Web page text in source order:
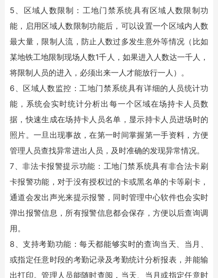
5、区域人数限制：工地门禁系统具有区域人数限制功
能，启用区域人数限制功能后，可以设置一个区域内人数
最大量，限制人流，防止人数过多发生意外等情况（比如
某地铁工地限制现场人数1千人，如果进入人数达一千人，
将限制人员的进入，必须出来一人才能放行一人）。
6、区域人数监控：工地门禁系统具有详细的人员统计功
能，系统会实时统计分析出每一个区域在场持卡人员数
据，快速生成在场持卡人员名单，显示持卡人员进场时的
照片。一旦出现事故，在第一时间掌握第一手资料，方便
管理人员查找异常进出人员，及时准确的发现异常情况。
7、非法卡报警提示功能：工地门禁系统具有非合法卡刷
卡报警功能，对于没有授权过的卡或黑名单的卡等刷卡，
通道会发出声光来提示报警，同时管理中心软件也会实时
弹出报警信息，所有报警信息都会保存，方便以后查询调
用。
8、支持考勤功能：每天都能够实时的查询当天、当月、
或指定任意时段的考勤记录及考勤统计分析报表，并能输
出打印。管理人员能随时查阅，当天、当月或指定任意时